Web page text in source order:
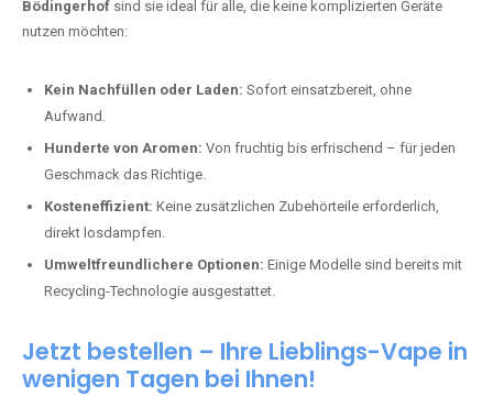
Bödingerhof sind sie ideal für alle, die keine komplizierten Geräte
nutzen möchten:
Kein Nachfüllen oder Laden: Sofort einsatzbereit, ohne
Aufwand.
Hunderte von Aromen: Von fruchtig bis erfrischend – für jeden
Geschmack das Richtige.
Kosteneffizient: Keine zusätzlichen Zubehörteile erforderlich,
direkt losdampfen.
Umweltfreundlichere Optionen: Einige Modelle sind bereits mit
Recycling-Technologie ausgestattet.
Jetzt bestellen – Ihre Lieblings-Vape in
wenigen Tagen bei Ihnen!